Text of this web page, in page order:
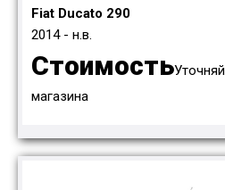
Fiat Ducato 290
2014 - н.в.
Стоимость
магазина